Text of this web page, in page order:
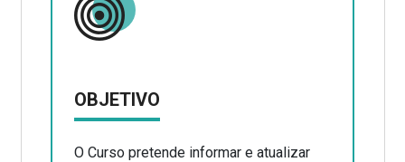
OBJETIVO
O Curso pretende informar e atualizar